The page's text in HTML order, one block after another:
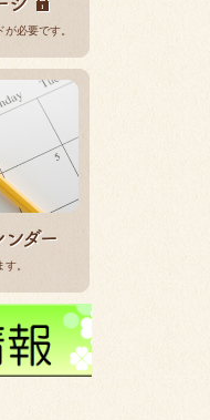
必要です。
。